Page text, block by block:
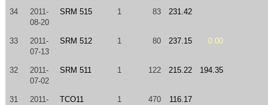
34
2011-
08-20
SRM 515 1 83 231.42
33
2011-
07-13
SRM 512 1 80 237.15 0.00
32
2011-
07-02
SRM 511 1 122 215.22 194.35
31
2011-
TCO11
1 470 116.17